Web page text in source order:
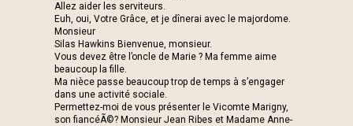
Allez aider les serviteurs.
Euh, oui, Votre Grâce, et je dînerai avec le majordome.
Monsieur
Silas Hawkins Bienvenue, monsieur.
Vous devez être l’oncle de Marie ? Ma femme aime
beaucoup la fille.
Ma nièce passe beaucoup trop de temps à s’engager
dans une activité sociale.
Permettez-moi de vous présenter le Vicomte Marigny,
son fiancéÃ©? Monsieur Jean Ribes et Madame Anne-